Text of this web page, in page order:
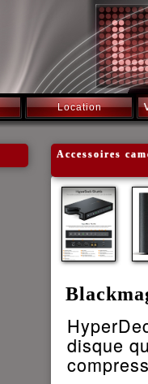
Location
Accessoires
disque